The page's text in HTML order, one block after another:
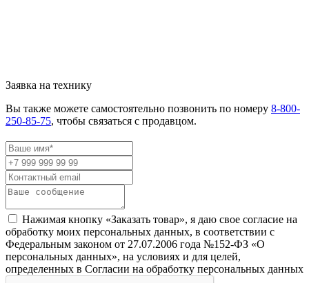
Заявка на технику
Вы также можете самостоятельно позвонить по номеру 8-800-
250-85-75, чтобы связаться с продавцом.
Нажимая кнопку «Заказать товар», я даю свое согласие на
обработку моих персональных данных, в соответствии с
Федеральным законом от 27.07.2006 года №152-ФЗ «О
персональных данных», на условиях и для целей,
определенных в Согласии на обработку персональных данных